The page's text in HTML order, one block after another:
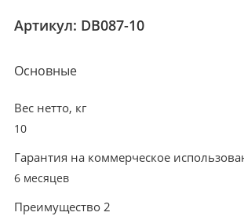
Артикул: DB087-10
Основные
Вес нетто, кг
10
Гарантия на коммерческое
6 месяцев
Преимущество 2